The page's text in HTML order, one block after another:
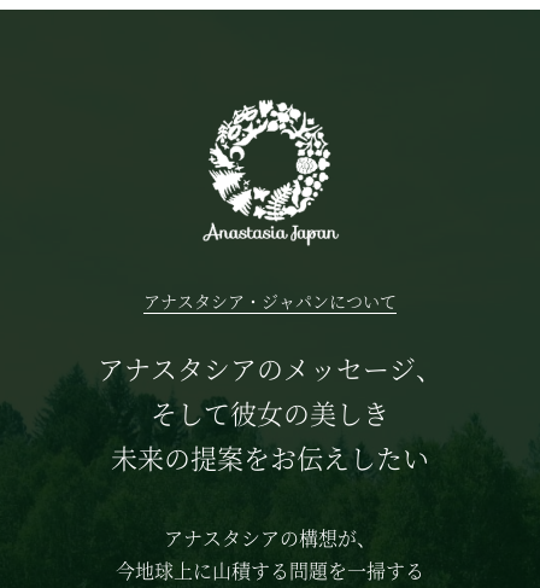
アナスタシア・ジャパンについて
アナスタシアのメッセージ、
そして彼女の美しき
未来の提案をお伝えしたい
アナスタシアの構想が、
今地球上に山積する問題を一掃する